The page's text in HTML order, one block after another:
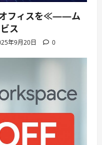
オフィスを≪——ム
ス
年9月20日 0